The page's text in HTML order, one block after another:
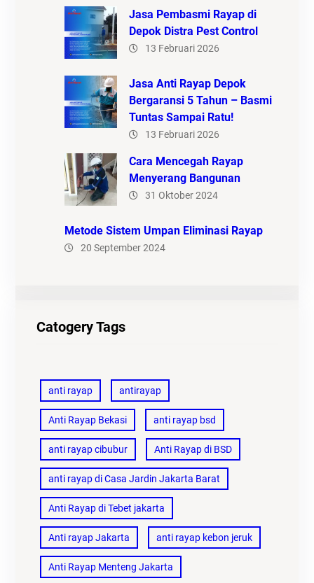
Jasa Pembasmi Rayap di
Depok Distra Pest Control
13 Februari 2026
Jasa Anti Rayap Depok
Bergaransi 5 Tahun – Basmi
Tuntas Sampai Ratu!
13 Februari 2026
Cara Mencegah Rayap
Menyerang Bangunan
31 Oktober 2024
Metode Sistem Umpan Eliminasi Rayap
20 September 2024
Catogery Tags
anti rayap antirayap
Anti Rayap Bekasi anti rayap bsd
anti rayap cibubur Anti Rayap di BSD
anti rayap di Casa Jardin Jakarta Barat
Anti Rayap di Tebet jakarta
Anti rayap Jakarta anti rayap kebon jeruk
Anti Rayap Menteng Jakarta